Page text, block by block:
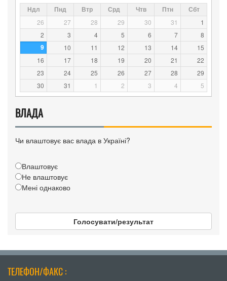
Ндл Пнд Втр Срд Чтв Птн Сбт
26 27 28 29 30 31
1
2
3 4 5 6 7 8
9 10 11 12 13 14
15
16
17 18 19 20 21
22
23
24 25 26 27 28
29
30
31 1 2 3 4 5
ВЛАДА
Чи влаштовує вас влада в Україні?
Влаштовує
Не влаштовує
Мені однаково
Голосувати/результат
ТЕЛЕФОН/ФАКС :